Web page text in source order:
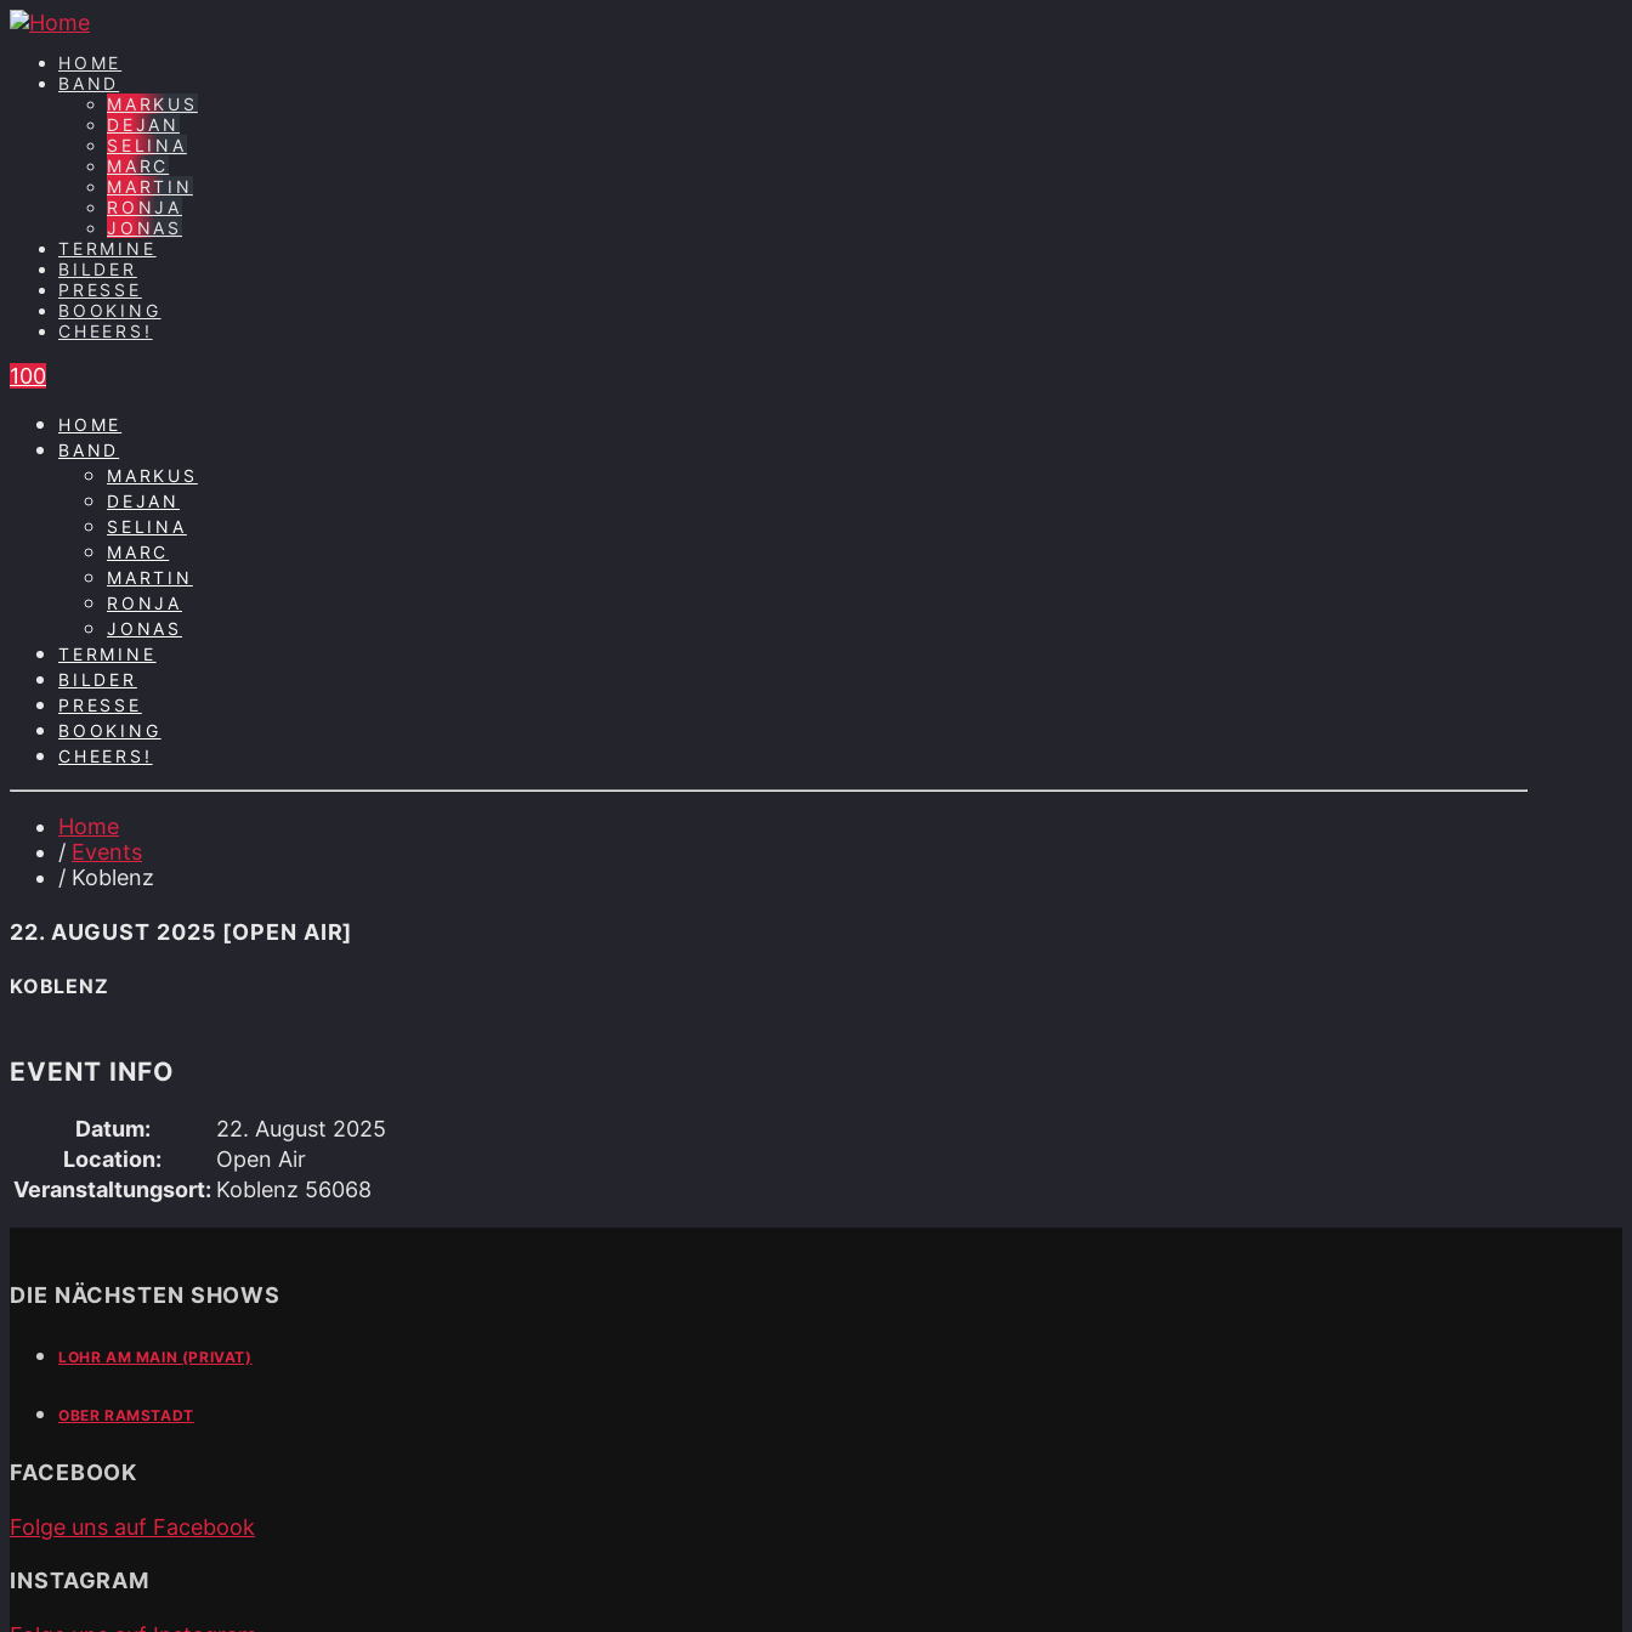
HOME
BAND
MARKUS
DEJAN
SELINA
MARC
MARTIN
RONJA
JONAS
TERMINE
BILDER
PRESSE
BOOKING
CHEERS!
100
HOME
BAND
MARKUS
DEJAN
SELINA
MARC
MARTIN
RONJA
JONAS
TERMINE
BILDER
PRESSE
BOOKING
CHEERS!
Home
/ Events
/ Koblenz
22. AUGUST 2025 [OPEN AIR]
KOBLENZ
EVENT INFO
Datum:
22. August 2025
Location:
Open Air
Veranstaltungsort: Koblenz 56068
DIE NÄCHSTEN SHOWS
LOHR AM MAIN (PRIVAT)
OBER RAMSTADT
FACEBOOK
Folge uns auf Facebook
INSTAGRAM